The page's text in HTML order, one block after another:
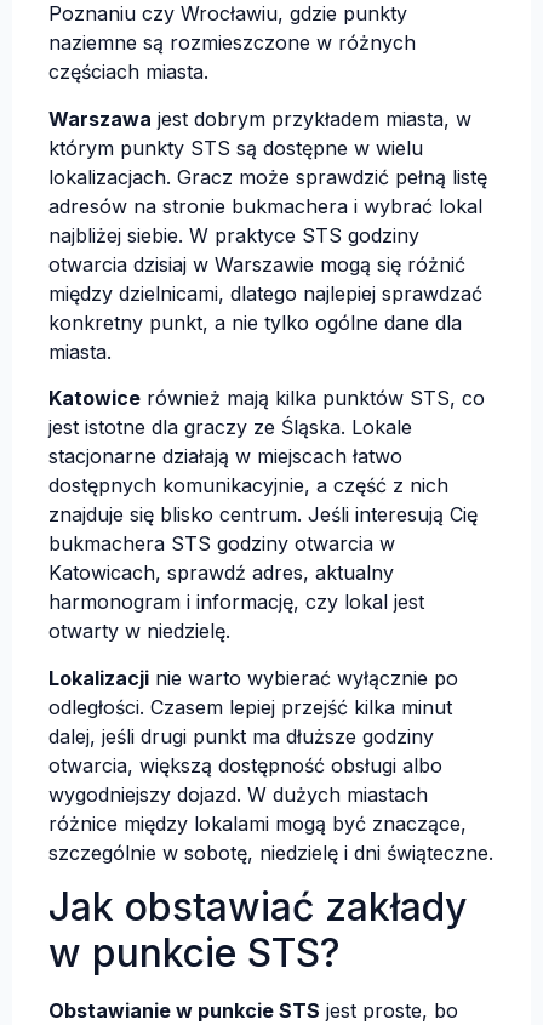
Poznaniu czy Wrocławiu, gdzie punkty
naziemne są rozmieszczone w różnych
częściach miasta.
Warszawa jest dobrym przykładem miasta, w
którym punkty STS są dostępne w wielu
lokalizacjach. Gracz może sprawdzić pełną listę
adresów na stronie bukmachera i wybrać lokal
najbliżej siebie. W praktyce STS godziny
otwarcia dzisiaj w Warszawie mogą się różnić
między dzielnicami, dlatego najlepiej sprawdzać
konkretny punkt, a nie tylko ogólne dane dla
miasta.
Katowice również mają kilka punktów STS, co
jest istotne dla graczy ze Śląska. Lokale
stacjonarne działają w miejscach łatwo
dostępnych komunikacyjnie, a część z nich
znajduje się blisko centrum. Jeśli interesują Cię
bukmachera STS godziny otwarcia w
Katowicach, sprawdź adres, aktualny
harmonogram i informację, czy lokal jest
otwarty w niedzielę.
Lokalizacji nie warto wybierać wyłącznie po
odległości. Czasem lepiej przejść kilka minut
dalej, jeśli drugi punkt ma dłuższe godziny
otwarcia, większą dostępność obsługi albo
wygodniejszy dojazd. W dużych miastach
różnice między lokalami mogą być znaczące,
szczególnie w sobotę, niedzielę i dni świąteczne.
Jak obstawiać zakłady
w punkcie STS?
Obstawianie w punkcie STS jest proste, bo